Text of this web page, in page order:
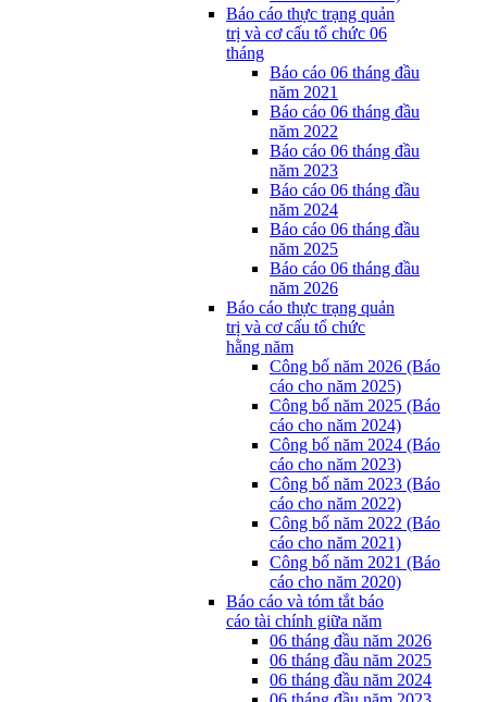
Báo cáo thực trạng quản
trị và cơ cấu tổ chức 06
tháng
Báo cáo 06 tháng đầu
năm 2021
Báo cáo 06 tháng đầu
năm 2022
Báo cáo 06 tháng đầu
năm 2023
Báo cáo 06 tháng đầu
năm 2024
Báo cáo 06 tháng đầu
năm 2025
Báo cáo 06 tháng đầu
năm 2026
Báo cáo thực trạng quản
trị và cơ cấu tổ chức
hằng năm
Công bố năm 2026 (Báo
cáo cho năm 2025)
Công bố năm 2025 (Báo
cáo cho năm 2024)
Công bố năm 2024 (Báo
cáo cho năm 2023)
Công bố năm 2023 (Báo
cáo cho năm 2022)
Công bố năm 2022 (Báo
cáo cho năm 2021)
Công bố năm 2021 (Báo
cáo cho năm 2020)
Báo cáo và tóm tắt báo
cáo tài chính giữa năm
06 tháng đầu năm 2026
06 tháng đầu năm 2025
06 tháng đầu năm 2024